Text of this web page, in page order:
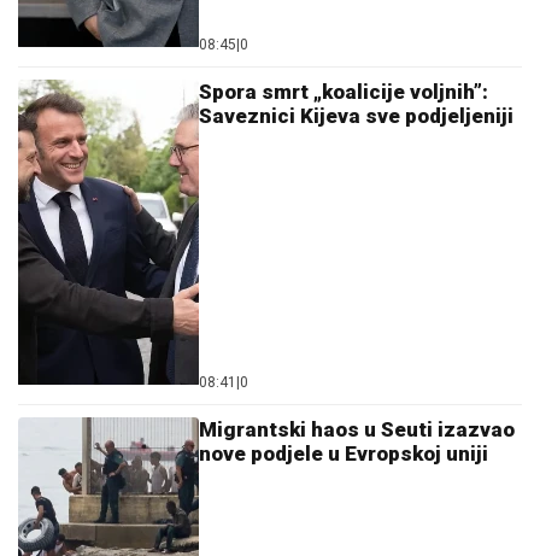
08:45|0
Spora smrt „koalicije voljnih”:
Saveznici Kijeva sve podjeljeniji
08:41 |0
Migrantski haos u Seuti izazvao
nove podjele u Evropskoj uniji